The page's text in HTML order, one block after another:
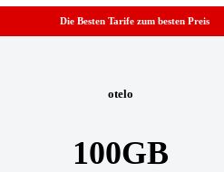
Die Besten Tarife zum besten Preis
otelo
100GB